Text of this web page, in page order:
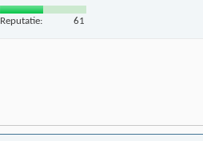
Reputatie: 61